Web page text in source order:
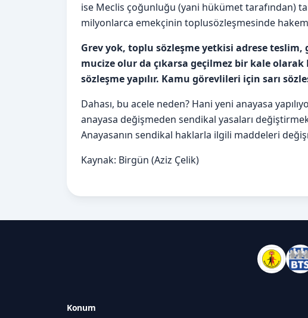
ise Meclis çoğunluğu (yani hükümet tarafından)
milyonlarca emekçinin toplusözleşmesinde
Grev yok, toplu sözleşme yetkisi adrese teslim,
mucize olur da çıkarsa geçilmez bir kale olarak
sözleşme yapılır. Kamu görevlileri için sarı
Dahası, bu acele neden? Hani yeni anayasa
anayasa değişmeden sendikal yasaları
Anayasanın sendikal haklarla ilgili maddeleri
Kaynak: Birgün (Aziz Çelik)
Konum